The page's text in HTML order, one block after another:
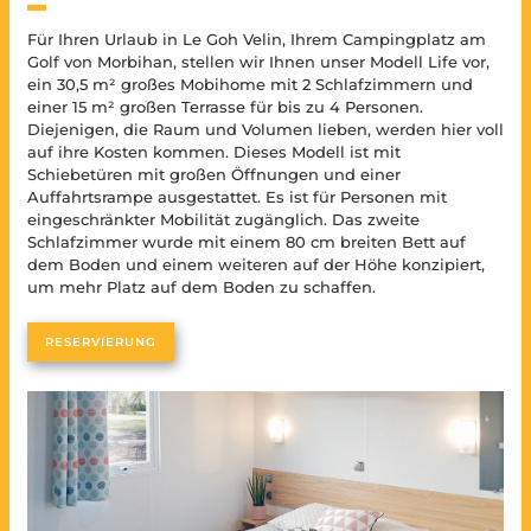
1 Doppelbett (160×200)
Zimmer 2 :
2 Einzelbetten (80×190)
Badezimmer :
1 Dusche
1 Waschbecken
Wandhaartrockner
Toilette :
Separates WC
Integrierte Terrasse :
9 m² (1/3 bedeckt)
Gartenmöbel
Vollständiges Inventar anzeigen
So.. 05/07 unter So.. 12/07
Sa.. 11/07 unter Sa.. 01/08
So.. 12/07 unter So.. 02/08
790 €
Sa.. 01/08 unter Sa.. 22/08
So.. 02/08 unter So.. 23/08
940 €
Sa.. 22/08 unter Sa.. 29/08
So.. 23/08 unter So.. 30/08
580 €
Sa.. 29/08 unter Sa.. 19/09
So.. 30/08 unter So.. 20/09
420 €
3 Nächte 247 €
4 Nächte 299 €
5 Nächte
6 Nächte
7 Nächte 455 €
Ermäßigung 7.
Nacht frei
Preis für 7 Nächte
inkl. Rabatt
403 €
Nacht
zusätzliche Nacht
52 €
Für Ihren Urlaub in Le Goh Velin, Ihrem Campingplatz am
Golf von Morbihan, stellen wir Ihnen unser Modell Life vor,
ein 30,5 m² großes Mobihome mit 2 Schlafzimmern und
einer 15 m² großen Terrasse für bis zu 4 Personen.
Diejenigen, die Raum und Volumen lieben, werden hier voll
auf ihre Kosten kommen. Dieses Modell ist mit
Schiebetüren mit großen Öffnungen und einer
Auffahrtsrampe ausgestattet. Es ist für Personen mit
eingeschränkter Mobilität zugänglich. Das zweite
Schlafzimmer wurde mit einem 80 cm breiten Bett auf
dem Boden und einem weiteren auf der Höhe konzipiert,
um mehr Platz auf dem Boden zu schaffen.
RESERVIERUNG